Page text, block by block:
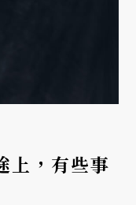
上，有些事